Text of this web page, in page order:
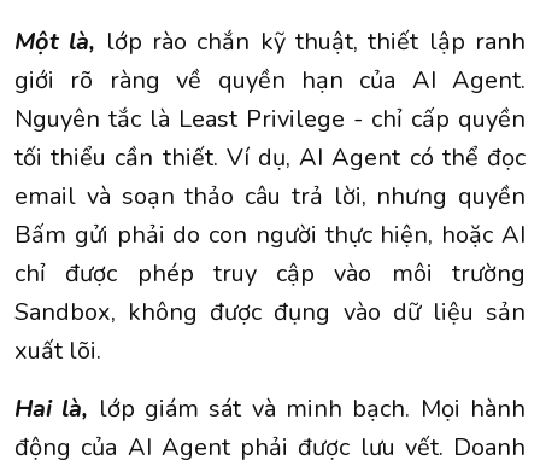
Một là, lớp rào chắn kỹ thuật, thiết lập ranh
giới rõ ràng về quyền hạn của AI Agent.
Nguyên tắc là Least Privilege - chỉ cấp quyền
tối thiểu cần thiết. Ví dụ, AI Agent có thể đọc
email và soạn thảo câu trả lời, nhưng quyền
Bấm gửi phải do con người thực hiện, hoặc AI
chỉ được phép truy cập vào môi trường
Sandbox, không được đụng vào dữ liệu sản
xuất lõi.
Hai là, lớp giám sát và minh bạch. Mọi hành
động của AI Agent phải được lưu vết. Doanh